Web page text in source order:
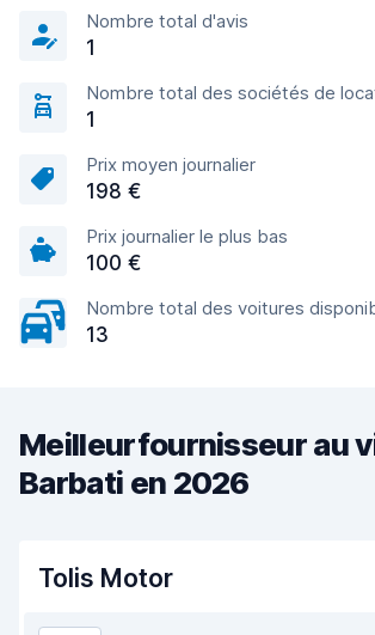
Nombre total d'avis
1
Nombre total des sociétés de
1
Prix moyen journalier
198 €
Prix journalier le plus bas
100 €
Nombre total des voitures
13
Meilleurfournisseur au
Barbati en 2026
Tolis Motor